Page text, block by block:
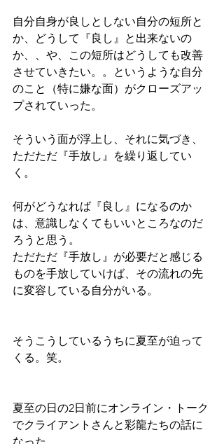
自分自身が良しとしない自分の短所と
か、どうして『良し』と出来ないの
か、、や、この短所はどうしても改善
させていきたい。。というような自分
のこと（特に嫌な面）がクローズアッ
プされていった。
そういう面が浮上し、それに気づき、
ただただ『手放し』を繰り返してい
く。
何がどうなれば『良し』になるのか
は、意識しなくてもいいところなのだ
ろうと思う。
ただただ『手放し』が必要だと感じる
ものを手放していけば、その流れの先
に変容している自分がいる。
そうこうしているうちに夏至が迫って
くる。笑。
夏至の日の2日前にオンライン・トーク
でクライアントさんと彩龍たちの話に